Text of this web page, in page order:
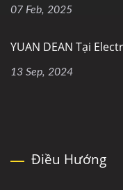
07 Feb, 2025
YUAN DEAN Tại
13 Sep, 2024
Điều Hướng